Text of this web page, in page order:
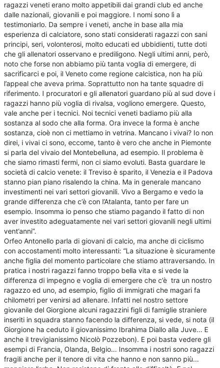
ragazzi veneti erano molto appetibili dai grandi club ed anche
dalle nazionali, giovanili e poi maggiore. I nomi sono lì a
testimoniarlo. Da sempre i veneti, anche in base alla mia
esperienza di calciatore, sono stati considerati ragazzi con sani
principi, seri, volonterosi, molto educati ed ubbidienti, tutte doti
che gli allenatori osservano e prediligono. Negli ultimi anni, però,
noto che forse non abbiamo più tanta voglia di emergere, di
sacrificarci e poi, il Veneto come regione calcistica, non ha più
l’appeal che aveva prima. Soprattutto non ha tante squadre di
riferimento. I procuratori e gli allenatori guardano più al sud dove i
ragazzi hanno più voglia di rivalsa, vogliono emergere. Questo,
vale anche per i tecnici. Noi tecnici veneti badiamo più alla
sostanza al sodo che alla forma. Ora invece la forma è anche
sostanza, cioè non ci mettiamo in vetrina. Mancano i vivai? Io non
direi, i vivai ci sono, eccome, tanto è vero che anche in Piemonte
si parla del vivaio del Montebelluna, ad esempio. Il problema è
che siamo rimasti fermi, non ci siamo evoluti. Basta guardare le
società di calcio venete: il Treviso è sparito, il Venezia e il Padova
stanno pian piano risalendo la china. Ma in generale mancano
investimenti nei vari settori giovanili. Vivo a Bergamo e vedo la
grande differenza che c’è con l’Atalanta, tanto per fare un
esempio. Insomma io penso che stiamo pagando il fatto di non
aver investito adeguatamente nei vari settori giovanili negli ultimi
vent’anni”.
Orfeo Antonello parla di giovani di calcio, ma anche di ciclismo
con accostamenti molto interessanti: “La situazione è sicuramente
anche figlia del momento particolare che stiamo attraversando. In
pratica i nostri ragazzi fanno troppo bella vita e si vede la
differenza di impegno e voglia di emergere che c’è tra un nostro
ragazzo ed uno, ad esempio, figlio di immigrati che magari fa
chilometri per venirsi ad allenare. Infatti nel nostro settore
giovanile del Giorgione alcuni ragazzini figli di famiglie straniere
inseriti in squadra stanno facendo la differenza, si vede, si nota (il
Giorgione ha ceduto il giovanissimo Ibrahima Diallo alla Juve... E
anche il trevigianissimo Nicolò Pozzebon). E poi basta vedere gli
esempi di Francia, Olanda, Belgio... Insomma i nostri sono ragazzi
fragili anche per il tenore di vita che hanno e non sanno più...